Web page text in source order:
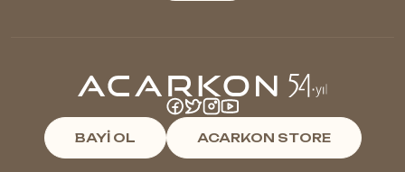
BAYİ OL ACARKON STORE